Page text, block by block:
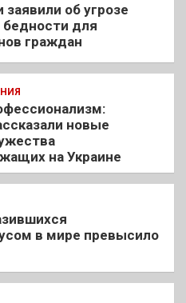
заявили об угрозе
бедности для
граждан
новые
на Украине
в мире превысило